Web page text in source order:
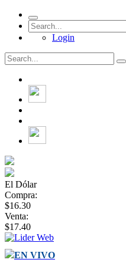
Login
El Dólar
Compra:
$16.30
Venta:
$17.40
EN VIVO